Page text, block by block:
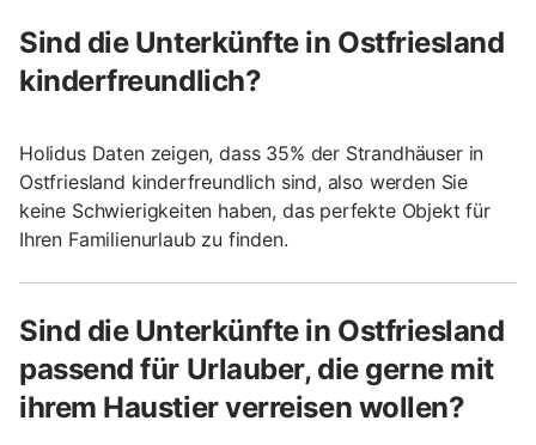
Sind die Unterkünfte in Ostfriesland
kinderfreundlich?
Holidus Daten zeigen, dass 35% der Strandhäuser in
Ostfriesland kinderfreundlich sind, also werden Sie
keine Schwierigkeiten haben, das perfekte Objekt für
Ihren Familienurlaub zu finden.
Sind die Unterkünfte in Ostfriesland
passend für Urlauber, die gerne mit
ihrem Haustier verreisen wollen?